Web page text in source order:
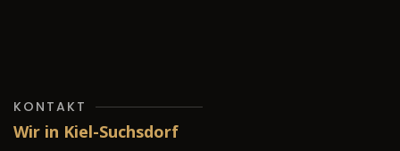
KONTAKT
Wir in Kiel-Suchsdorf